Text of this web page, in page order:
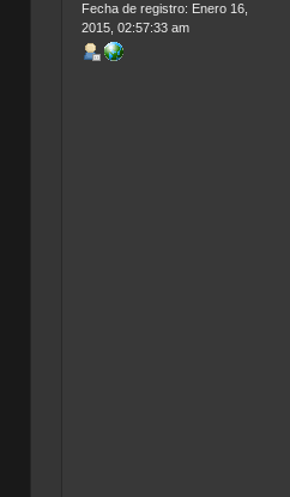
Fecha de registro: Enero 16,
2015, 02:57:33 am